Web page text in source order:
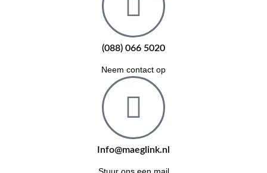
(088) 066 5020
Neem contact op
Info@maeglink.nl